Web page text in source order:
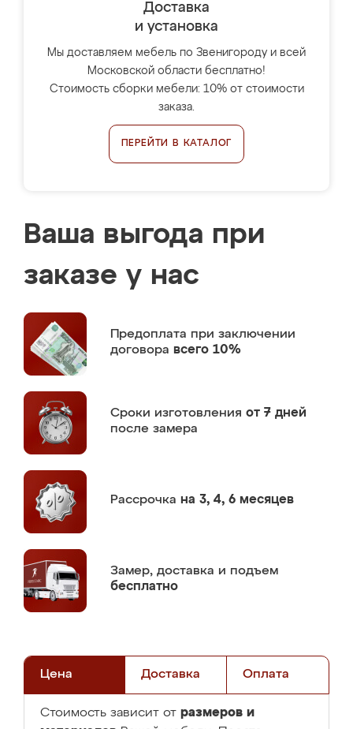
Доставка
и установка
Мы доставляем мебель по Звенигороду и всей
Московской области бесплатно!
Стоимость сборки мебели: 10% от стоимости
заказа.
ПЕРЕЙТИ В КАТАЛОГ
Ваша выгода при
заказе у нас
Предоплата при заключении
договора всего 10%
Сроки изготовления от 7 дней
после замера
Рассрочка на 3, 4, 6 месяцев
Замер, доставка и подъем
бесплатно
Цена Доставка Оплата
Стоимость зависит от размеров и